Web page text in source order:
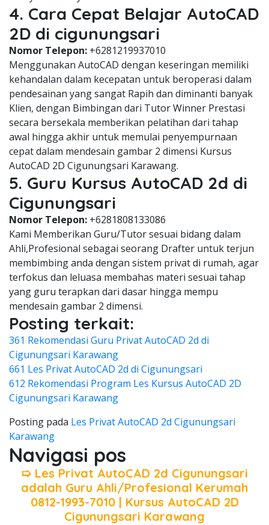
4. Cara Cepat Belajar AutoCAD
2D di cigunungsari
Nomor Telepon: +6281219937010
Menggunakan AutoCAD dengan keseringan memiliki
kehandalan dalam kecepatan untuk beroperasi dalam
pendesainan yang sangat Rapih dan diminanti banyak
Klien, dengan Bimbingan dari Tutor Winner Prestasi
secara bersekala memberikan pelatihan dari tahap
awal hingga akhir untuk memulai penyempurnaan
cepat dalam mendesain gambar 2 dimensi Kursus
AutoCAD 2D Cigunungsari Karawang.
5. Guru Kursus AutoCAD 2d di
Cigunungsari
Nomor Telepon: +6281808133086
Kami Memberikan Guru/Tutor sesuai bidang dalam
Ahli,Profesional sebagai seorang Drafter untuk terjun
membimbing anda dengan sistem privat di rumah, agar
terfokus dan leluasa membahas materi sesuai tahap
yang guru terapkan dari dasar hingga mempu
mendesain gambar 2 dimensi.
Posting terkait:
361 Rekomendasi Guru Privat AutoCAD 2d di
Cigunungsari Karawang
661 Les Privat AutoCAD 2d di Cigunungsari
612 Rekomendasi Program Les Kursus AutoCAD 2D
Cigunungsari Karawang
Posting pada Les Privat AutoCAD 2d Cigunungsari
Karawang
Navigasi pos
➯ Les Privat AutoCAD 2d Cigunungsari
adalah Guru Ahli/Profesional Kerumah
0812-1993-7010 | Kursus AutoCAD 2D
Cigunungsari Karawang